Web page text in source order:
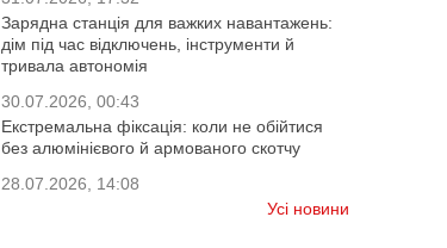
Зарядна станція для важких навантажень:
дім під час відключень, інструменти й
тривала автономія
30.07.2026, 00:43
Екстремальна фіксація: коли не обійтися
без алюмінієвого й армованого скотчу
28.07.2026, 14:08
Усі новини